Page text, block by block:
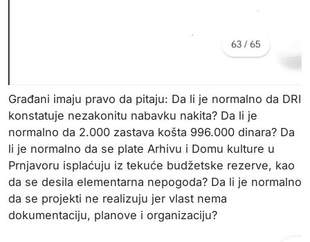
Građani imaju pravo da pitaju: Da li je normalno da DRI
konstatuje nezakonitu nabavku nakita? Da li je
normalno da 2.000 zastava košta 996.000 dinara? Da
li je normalno da se plate Arhivu i Domu kulture u
Prnjavoru isplaćuju iz tekuće budžetske rezerve, kao
da se desila elementarna nepogoda? Da li je normalno
da se projekti ne realizuju jer vlast nema
dokumentaciju, planove i organizaciju?